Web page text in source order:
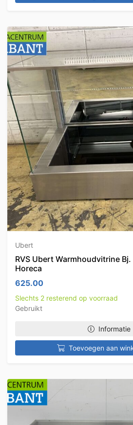
Ubert
RVS Ubert Warmhoudvitrine
Horeca
625.00
Slechts 2 resterend op voorraad
Gebruikt
Informatie
Toevoegen aan